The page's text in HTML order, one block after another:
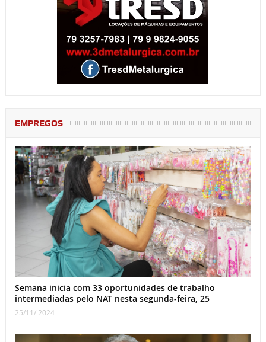
EMPREGOS
Semana inicia com 33 oportunidades de trabalho
intermediadas pelo NAT nesta segunda-feira, 25
25/11/ 2024